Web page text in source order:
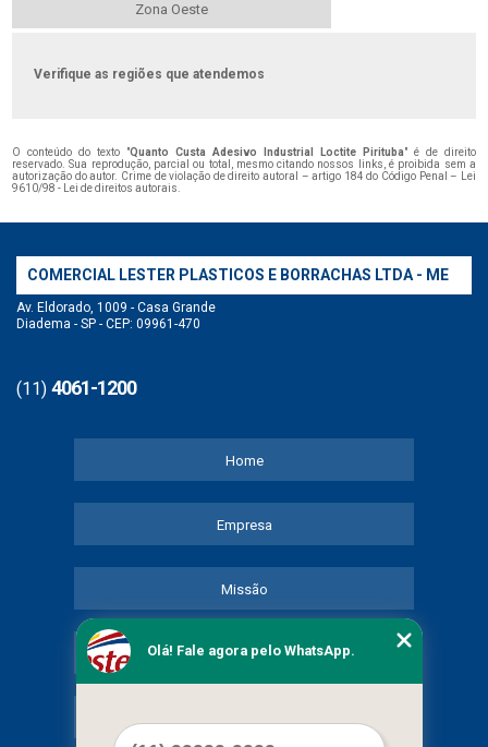
Zona Oeste
Verifique as regiões que atendemos
O conteúdo do texto "Quanto Custa Adesivo Industrial Loctite Pirituba" é de direito
reservado. Sua reprodução, parcial ou total, mesmo citando nossos links, é proibida sem a
autorização do autor. Crime de violação de direito autoral – artigo 184 do Código Penal – Lei
9610/98 - Lei de direitos autorais.
COMERCIAL LESTER PLASTICOS E BORRACHAS LTDA - ME
Av. Eldorado, 1009 - Casa Grande
Diadema - SP - CEP: 09961-470
(11) 4061-1200
Home
Empresa
Missão
Serviços
Olá! Fale agora pelo WhatsApp.